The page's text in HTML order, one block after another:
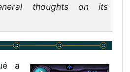
thoughts on its
a